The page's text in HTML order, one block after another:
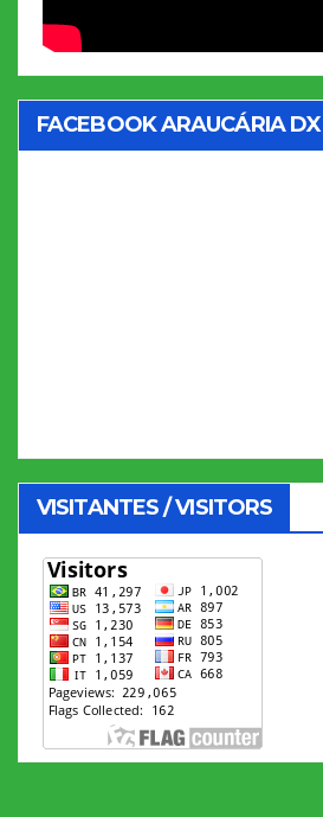
FACEBOOK ARAUCÁRIA DX
VISITANTES / VISITORS